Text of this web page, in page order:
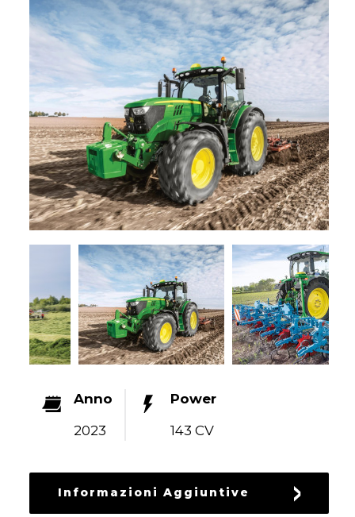
RENTAL
PROMOTIONS
SERVICES
NEWS
CONTACTS
Anno
2023
Power
143 CV
Informazioni Aggiuntive
HANDLERS
FORAGE
HARVESTERS
HEADERS
GARDEN
LINE
PARTS